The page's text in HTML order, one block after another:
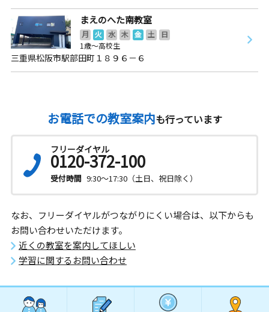
まえのへた南教室
月 火 水 木 金 土
日
1歳～高校生
三重県松阪市駅部田町１８９６－６
お電話での教室案内も行っています
フリーダイヤル
0120-372-100
受付時間 9:30～17:30（土日、祝日除く）
なお、フリーダイヤルがつながりにくい場合は、以下からも
お問い合わせいただけます。
近くの教室を案内してほしい
学習に関するお問い合わせ